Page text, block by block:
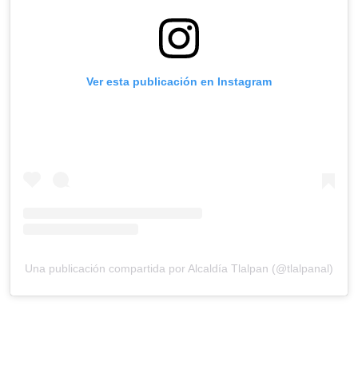
Ver esta publicación en Instagram
Una publicación compartida por Alcaldía Tlalpan (@tlalpanal)